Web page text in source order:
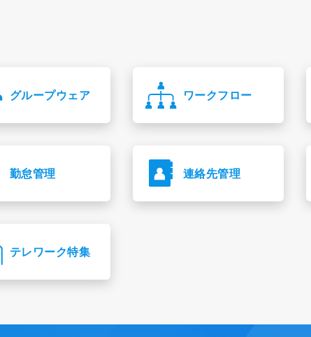
グループウェア ワークフロー
勤怠管理 連絡先管理
テレワーク特集